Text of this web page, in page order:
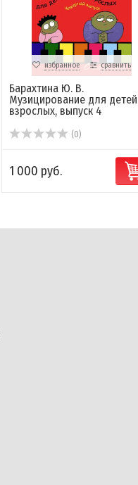
избранное сравнить
Барахтина Ю. В.
Музицирование для
взрослых, выпуск 4
(0)
1 000 руб.